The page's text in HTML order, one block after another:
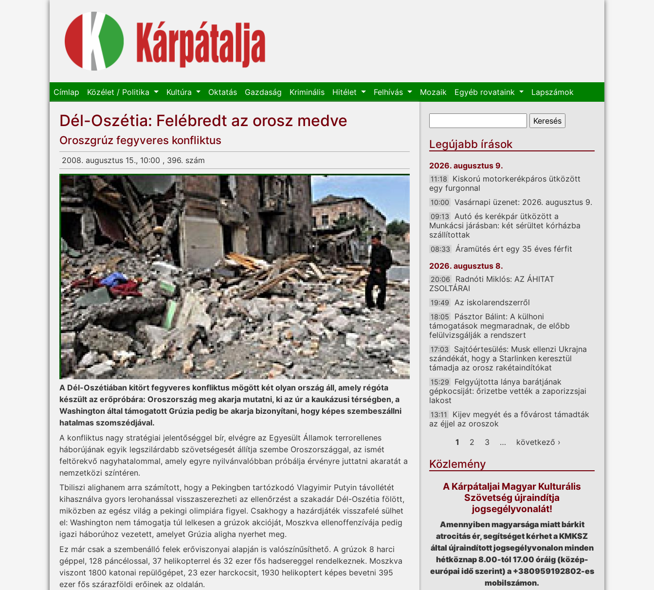
Címlap Közélet / Politika Kultúra Oktatás Gazdaság Kriminális Hitélet Felhívás Mozaik Egyéb rovataink Lapszámok
Dél-Oszétia: Felébredt az orosz medve
Oroszgrúz fegyveres konfliktus
2008. augusztus 15., 10:00 , 396. szám
A Dél-Oszétiában kitört fegyveres konfliktus mögött két olyan ország áll, amely régóta
készült az erőpróbára: Oroszország meg akarja mutatni, ki az úr a kaukázusi térségben, a
Washington által támogatott Grúzia pedig be akarja bizonyítani, hogy képes szembeszállni
hatalmas szomszédjával.
A konfliktus nagy stratégiai jelentőséggel bír, elvégre az Egyesült Államok terrorellenes
háborújának egyik legszilárdabb szövetségesét állítja szembe Oroszországgal, az ismét
feltörekvő nagyhatalommal, amely egyre nyilvánvalóbban próbálja érvényre juttatni akaratát a
nemzetközi színtéren.
Tbiliszi alighanem arra számított, hogy a Pekingben tartózkodó Vlagyimir Putyin távollétét
kihasználva gyors lerohanással visszaszerezheti az ellenőrzést a szakadár Dél-Oszétia fölött,
miközben az egész világ a pekingi olimpiára figyel. Csakhogy a hazárdjáték visszafelé sülhet
el: Washington nem támogatja túl lelkesen a grúzok akcióját, Moszkva ellenoffenzívája pedig
igazi háborúhoz vezetett, amelyet Grúzia aligha nyerhet meg.
Ez már csak a szembenálló felek erőviszonyai alapján is valószínűsíthető. A grúzok 8 harci
géppel, 128 páncélossal, 37 helikopterrel és 32 ezer fős hadsereggel rendelkeznek. Moszkva
viszont 1800 katonai repülőgépet, 23 ezer harckocsit, 1930 helikoptert képes bevetni 395
ezer fős szárazföldi erőinek az oldalán.
Keresés űrlap
Legújabb írások
2026. augusztus 9.
11:18
Kiskorú motorkerékpáros ütközött
egy furgonnal
10:00 Vasárnapi üzenet: 2026. augusztus 9.
09:13
Autó és kerékpár ütközött a
Munkácsi járásban: két sérültet kórházba
szállítottak
08:33
Áramütés ért egy 35 éves férfit
2026. augusztus 8.
20:06
Radnóti Miklós: AZ ÁHITAT
ZSOLTÁRAI
19:49 Az iskolarendszerről
18:05
Pásztor Bálint: A külhoni
támogatások megmaradnak, de előbb
felülvizsgálják a rendszert
17:03
Sajtóértesülés: Musk ellenzi Ukrajna
szándékát, hogy a Starlinken keresztül
támadja az orosz rakétaindítókat
15:29
Felgyújtotta lánya barátjának
gépkocsiját: őrizetbe vették a zaporizzsjai
lakost
13:11
Kijev megyét és a fővárost támadták
az éjjel az oroszok
Oldalak
1 2 3 … következő ›
Közlemény
A Kárpátaljai Magyar Kulturális
Szövetség újraindítja
jogsegélyvonalát!
Amennyiben magyarsága miatt bárkit
atrocitás ér, segítséget kérhet a KMKSZ
által újraindított jogsegélyvonalon minden
hétköznap 8.00-tól 17.00 óráig (közép-
európai idő szerint) a +380959192802-es
mobilszámon.